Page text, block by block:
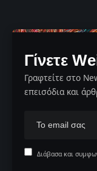
Γίνετε
Γραφτείτε στο
επεισόδια και
Διάβασα και